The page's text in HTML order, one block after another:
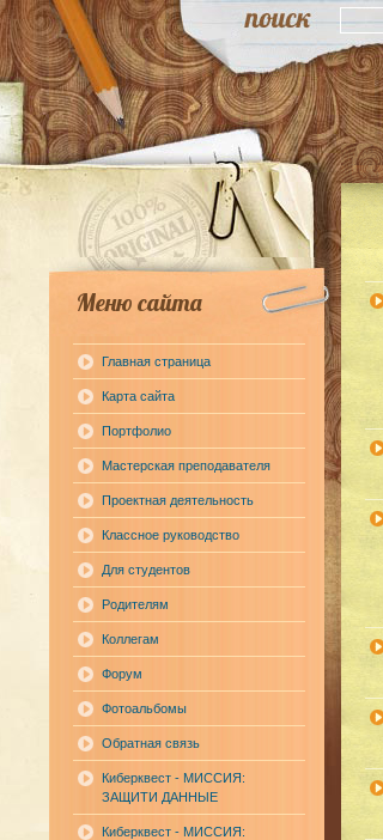
Меню сайта
Главная страница
Карта сайта
Портфолио
Мастерская преподавателя
Проектная деятельность
Классное руководство
Для студентов
Родителям
Коллегам
Форум
Фотоальбомы
Обратная связь
Киберквест - МИССИЯ:
ЗАЩИТИ ДАННЫЕ
Киберквест - МИССИЯ: